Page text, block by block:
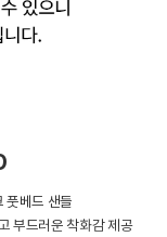
풋베드 샌들
부드러운 착화감 제공